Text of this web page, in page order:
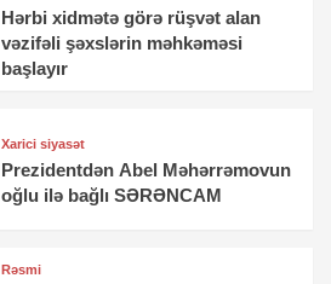
Hərbi xidmətə görə rüşvət alan
vəzifəli şəxslərin məhkəməsi
başlayır
Xarici siyasət
Prezidentdən Abel Məhərrəmovun
oğlu ilə bağlı SƏRƏNCAM
Rəsmi